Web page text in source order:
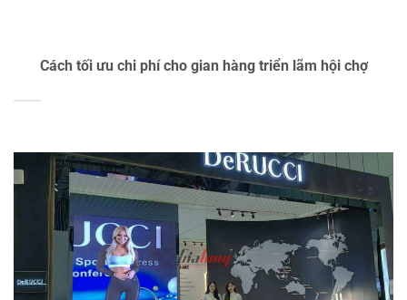
Cách tối ưu chi phí cho gian hàng triển lãm hội chợ